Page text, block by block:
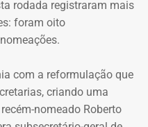
estacionamento e
o estacionamento
rodada registraram mais
foram oito
com a reformulação que
criando uma
nomeado Roberto